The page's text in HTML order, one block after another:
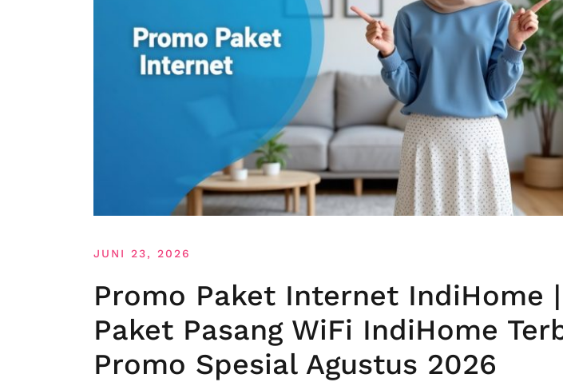
JUNI 23, 2026
Promo Paket Internet IndiHome
Paket Pasang WiFi IndiHome
Promo Spesial Agustus 2026